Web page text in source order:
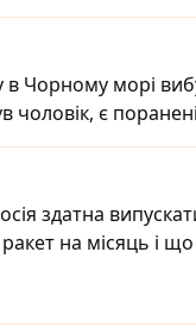
Чорному морі
чоловік, є поранені
здатна
на місяць і